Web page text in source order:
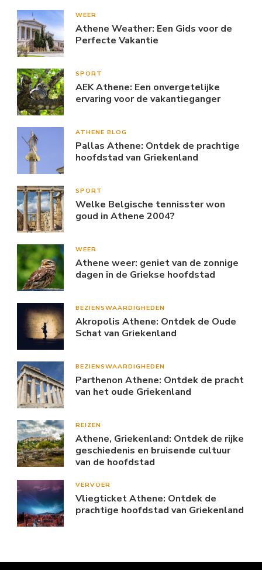
WEER
Athene Weather: Een Gids voor de
Perfecte Vakantie
SPORT
AEK Athene: Een onvergetelijke
ervaring voor de vakantieganger
ATHENE BLOG
Pallas Athene: Ontdek de prachtige
hoofdstad van Griekenland
SPORT
Welke Belgische tennisster won
goud in Athene 2004?
WEER
Athene weer: geniet van de zonnige
dagen in de Griekse hoofdstad
BEZIENSWAARDIGHEDEN
Akropolis Athene: Ontdek de Oude
Schat van Griekenland
BEZIENSWAARDIGHEDEN
Parthenon Athene: Ontdek de pracht
van het oude Griekenland
REIZEN
Athene, Griekenland: Ontdek de rijke
geschiedenis en bruisende cultuur
van de hoofdstad
VERVOER
Vliegticket Athene: Ontdek de
prachtige hoofdstad van Griekenland